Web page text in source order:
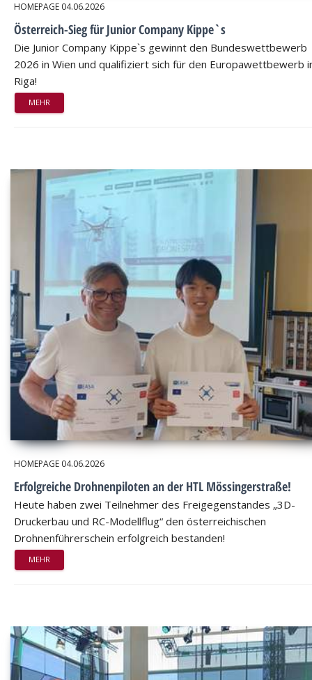
HOMEPAGE 04.06.2026
Österreich-Sieg für Junior Company Kippe`s
Die Junior Company Kippe`s gewinnt den Bundeswettbewerb
2026 in Wien und qualifiziert sich für den Europawettbewerb
Riga!
MEHR
HOMEPAGE 04.06.2026
Erfolgreiche Drohnenpiloten an der HTL Mössingerstraße!
Heute haben zwei Teilnehmer des Freigegenstandes „3D-
Druckerbau und RC-Modellflug“ den österreichischen
Drohnenführerschein erfolgreich bestanden!
MEHR